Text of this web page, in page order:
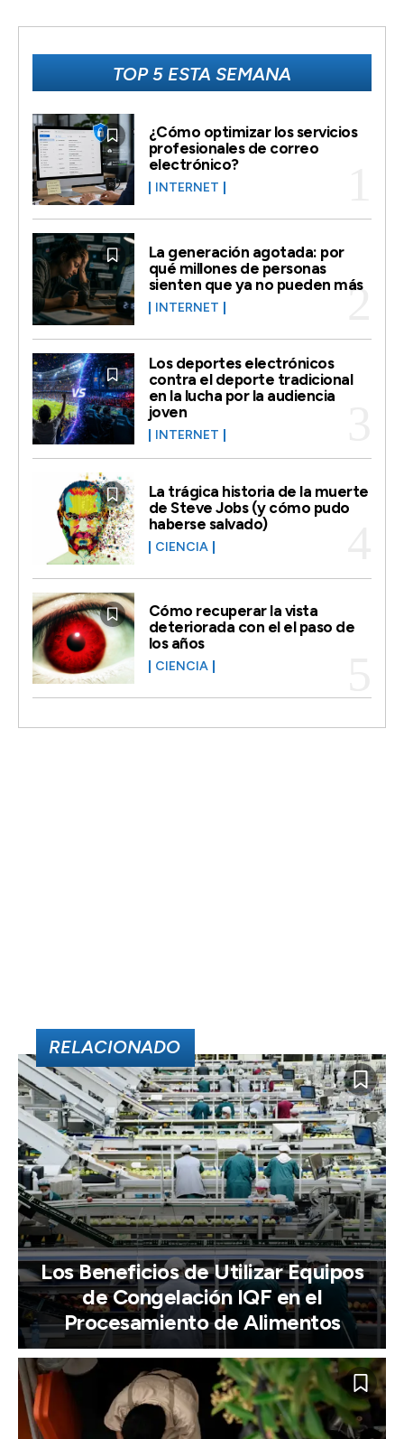
TOP 5 ESTA SEMANA
¿Cómo optimizar los servicios
profesionales de correo
electrónico?
INTERNET
La generación agotada: por
qué millones de personas
sienten que ya no pueden más
INTERNET
Los deportes electrónicos
contra el deporte tradicional
en la lucha por la audiencia
joven
INTERNET
La trágica historia de la muerte
de Steve Jobs (y cómo pudo
haberse salvado)
CIENCIA
Cómo recuperar la vista
deteriorada con el el paso de
los años
CIENCIA
RELACIONADO
Los Beneficios de Utilizar Equipos
de Congelación IQF en el
Procesamiento de Alimentos